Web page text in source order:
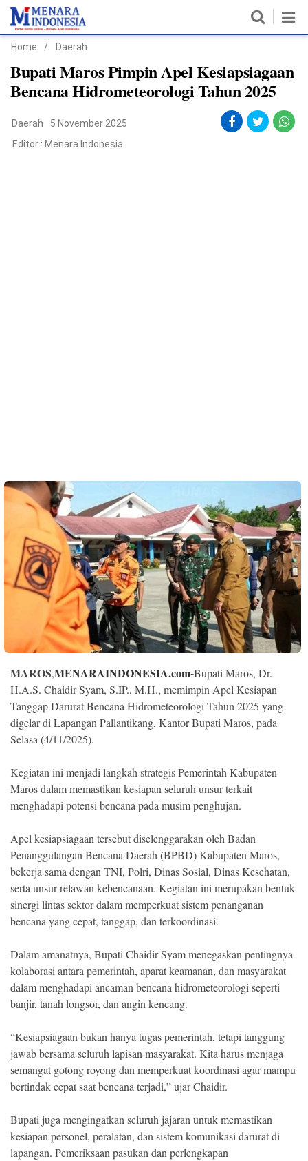
Home
Nasional
Politik
©
Copyright
Indonesia
Right
Home / Daerah
Bupati Maros Pimpin Apel Kesiapsiagaan
Bencana Hidrometeorologi Tahun 2025
Daerah
5 November 2025
Editor : Menara Indonesia
MAROS,MENARAINDONESIA.com-Bupati Maros, Dr.
H.A.S. Chaidir Syam, S.IP., M.H., memimpin Apel Kesiapan
Tanggap Darurat Bencana Hidrometeorologi Tahun 2025 yang
digelar di Lapangan Pallantikang, Kantor Bupati Maros, pada
Selasa (4/11/2025).
Kegiatan ini menjadi langkah strategis Pemerintah Kabupaten
Maros dalam memastikan kesiapan seluruh unsur terkait
menghadapi potensi bencana pada musim penghujan.
Apel kesiapsiagaan tersebut diselenggarakan oleh Badan
Penanggulangan Bencana Daerah (BPBD) Kabupaten Maros,
bekerja sama dengan TNI, Polri, Dinas Sosial, Dinas Kesehatan,
serta unsur relawan kebencanaan. Kegiatan ini merupakan bentuk
sinergi lintas sektor dalam memperkuat sistem penanganan
bencana yang cepat, tanggap, dan terkoordinasi.
Dalam amanatnya, Bupati Chaidir Syam menegaskan pentingnya
kolaborasi antara pemerintah, aparat keamanan, dan masyarakat
dalam menghadapi ancaman bencana hidrometeorologi seperti
banjir, tanah longsor, dan angin kencang.
“Kesiapsiagaan bukan hanya tugas pemerintah, tetapi tanggung
jawab bersama seluruh lapisan masyarakat. Kita harus menjaga
semangat gotong royong dan memperkuat koordinasi agar mampu
bertindak cepat saat bencana terjadi,” ujar Chaidir.
Bupati juga mengingatkan seluruh jajaran untuk memastikan
kesiapan personel, peralatan, dan sistem komunikasi darurat di
lapangan. Pemeriksaan pasukan dan perlengkapan